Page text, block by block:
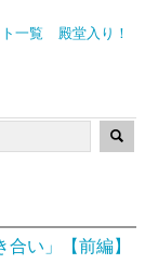
一覧 殿堂入り！
合い」【前編】